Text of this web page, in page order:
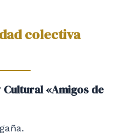
colectiva
«Amigos de